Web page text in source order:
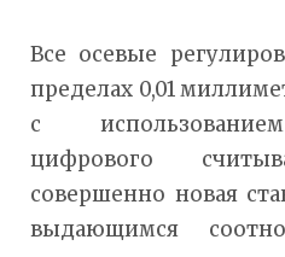
Все осевые
пределах 0,01
с
цифрового
совершенно новая
выдающимся